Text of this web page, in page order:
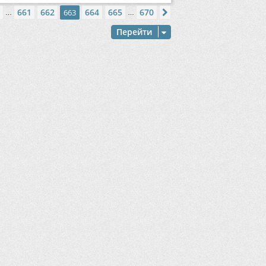
663из670
661 662 663 664 665 670
Перейти